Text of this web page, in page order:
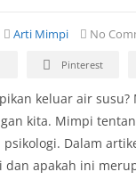
Arti Mimpi No
Pinterest
keluar air
kita. Mimpi
Dalam
dan apakah ini